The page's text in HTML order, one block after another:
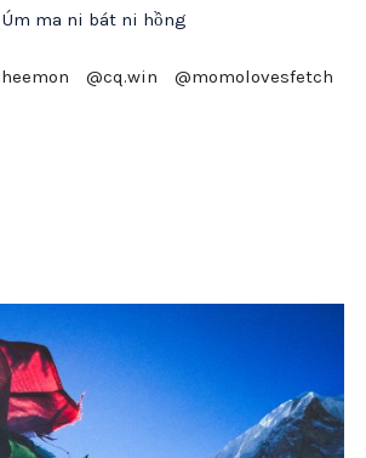
Úm ma ni bát ni hồng
@cq.win @momolovesfetch